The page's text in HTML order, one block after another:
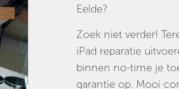
Eelde?
Zoek niet verder!
iPad reparatie
binnen no-time je
garantie op. Mooi